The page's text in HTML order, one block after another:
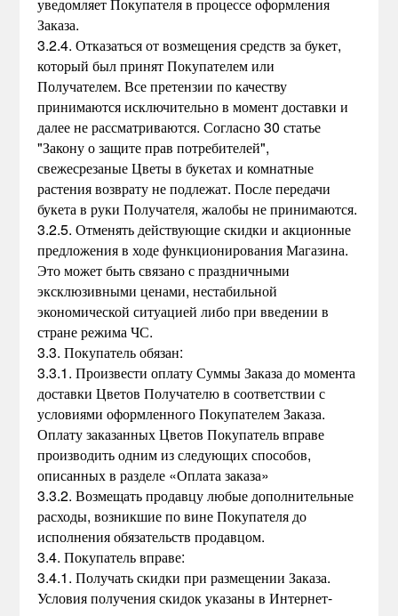
Заказа.
3.2.4. Отказаться от возмещения средств за букет,
который был принят Покупателем или
Получателем. Все претензии по качеству
принимаются исключительно в момент доставки и
далее не рассматриваются. Согласно 30 статье
"Закону о защите прав потребителей",
свежесрезаные Цветы в букетах и комнатные
растения возврату не подлежат. После передачи
букета в руки Получателя, жалобы не принимаются.
3.2.5. Отменять действующие скидки и акционные
предложения в ходе функционирования Магазина.
Это может быть связано с праздничными
эксклюзивными ценами, нестабильной
экономической ситуацией либо при введении в
стране режима ЧС.
3.3. Покупатель обязан:
3.3.1. Произвести оплату Суммы Заказа до момента
доставки Цветов Получателю в соответствии с
условиями оформленного Покупателем Заказа.
Оплату заказанных Цветов Покупатель вправе
производить одним из следующих способов,
описанных в разделе «Оплата заказа»
3.3.2. Возмещать продавцу любые дополнительные
расходы, возникшие по вине Покупателя до
исполнения обязательств продавцом.
3.4. Покупатель вправе:
3.4.1. Получать скидки при размещении Заказа.
Условия получения скидок указаны в Интернет-